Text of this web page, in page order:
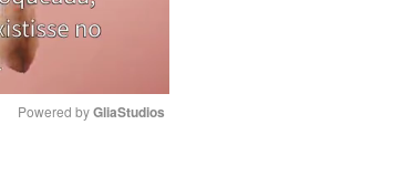
Powered by GliaStudios